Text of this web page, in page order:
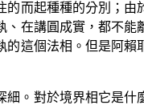
而起種種的分別；
、在講圓成實，都不
的這個法相。但是阿
細。對於境界相它是